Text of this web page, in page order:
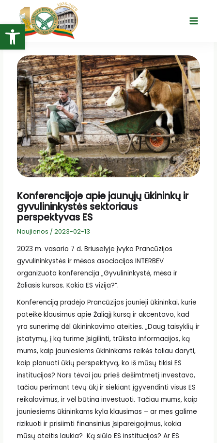
Open toolbar
turinio
Main
Konferencijoje apie jaunųjų ūkininkų ir
gyvulininkystės sektoriaus
perspektyvas ES
Naujienos / 2023-02-13
2023 m. vasario 7 d. Briuselyje įvyko Prancūzijos
gyvulininkystės ir mėsos asociacijos INTERBEV
organizuota konferencija „Gyvulininkystė, mėsa ir
Žaliasis kursas. Kokia ES vizija?“.
Konferenciją pradėjo Prancūzijos jaunieji ūkininkai, kurie
pateikė klausimus apie Žaliąjį kursą ir akcentavo, kad
yra sunerimę dėl ūkininkavimo ateities. „Daug taisyklių ir
įstatymų, į ką turime įsigilinti, trūksta informacijos, ką
mums, kaip jauniesiems ūkininkams reikės toliau daryti,
kaip planuoti ūkių perspektyvą, ko iš mūsų tikisi ES
institucijos? Nors tėvai jau prieš dešimtmetį investavo,
tačiau perimant tėvų ūkį ir siekiant įgyvendinti visus ES
reikalavimus, ir vėl būtina investuoti. Tačiau mums, kaip
jauniesiems ūkininkams kyla klausimas – ar mes galime
rizikuoti ir prisiimti finansinius įsipareigojimus, kokia
mūsų ateitis laukia? Ką siūlo ES institucijos? Ar ES